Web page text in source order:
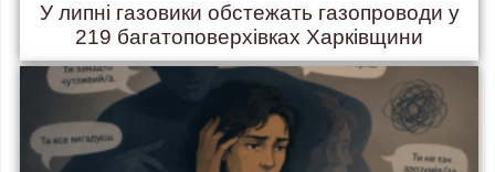
У липні газовики обстежать газопроводи у
219 багатоповерхівках Харківщини